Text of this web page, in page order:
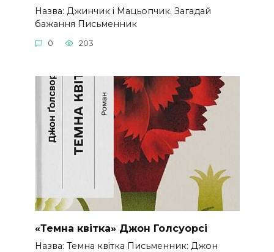
Назва: Джинчик і Мацьопчик. Загадай
бажання Письменник
0 203
«Темна квітка» Джон Голсуорсі
Назва: Темна квітка Письменник: Джон